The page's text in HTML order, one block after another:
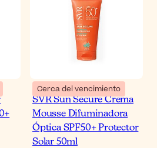
Cerca del vencimiento
SVR Sun Secure Crema
Mousse Difuminadora
Óptica SPF50+ Protector
Solar 50ml